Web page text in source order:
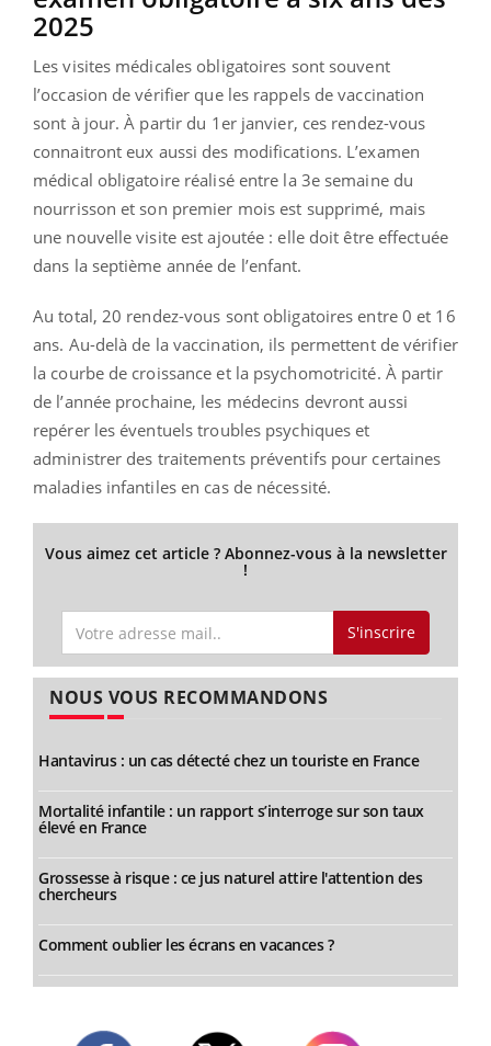
2025
Les visites médicales obligatoires sont souvent
l’occasion de vérifier que les rappels de vaccination
sont à jour. À partir du 1er janvier, ces rendez-vous
connaitront eux aussi des modifications. L’examen
médical obligatoire réalisé entre la 3e semaine du
nourrisson et son premier mois est supprimé, mais
une nouvelle visite est ajoutée : elle doit être effectuée
dans la septième année de l’enfant.
Au total, 20 rendez-vous sont obligatoires entre 0 et 16
ans. Au-delà de la vaccination, ils permettent de vérifier
la courbe de croissance et la psychomotricité. À partir
de l’année prochaine, les médecins devront aussi
repérer les éventuels troubles psychiques et
administrer des traitements préventifs pour certaines
maladies infantiles en cas de nécessité.
Vous aimez cet article ? Abonnez-vous à la newsletter
!
S'inscrire
NOUS VOUS RECOMMANDONS
Hantavirus : un cas détecté chez un touriste en France
Mortalité infantile : un rapport s’interroge sur son taux
élevé en France
Grossesse à risque : ce jus naturel attire l'attention des
chercheurs
Comment oublier les écrans en vacances ?